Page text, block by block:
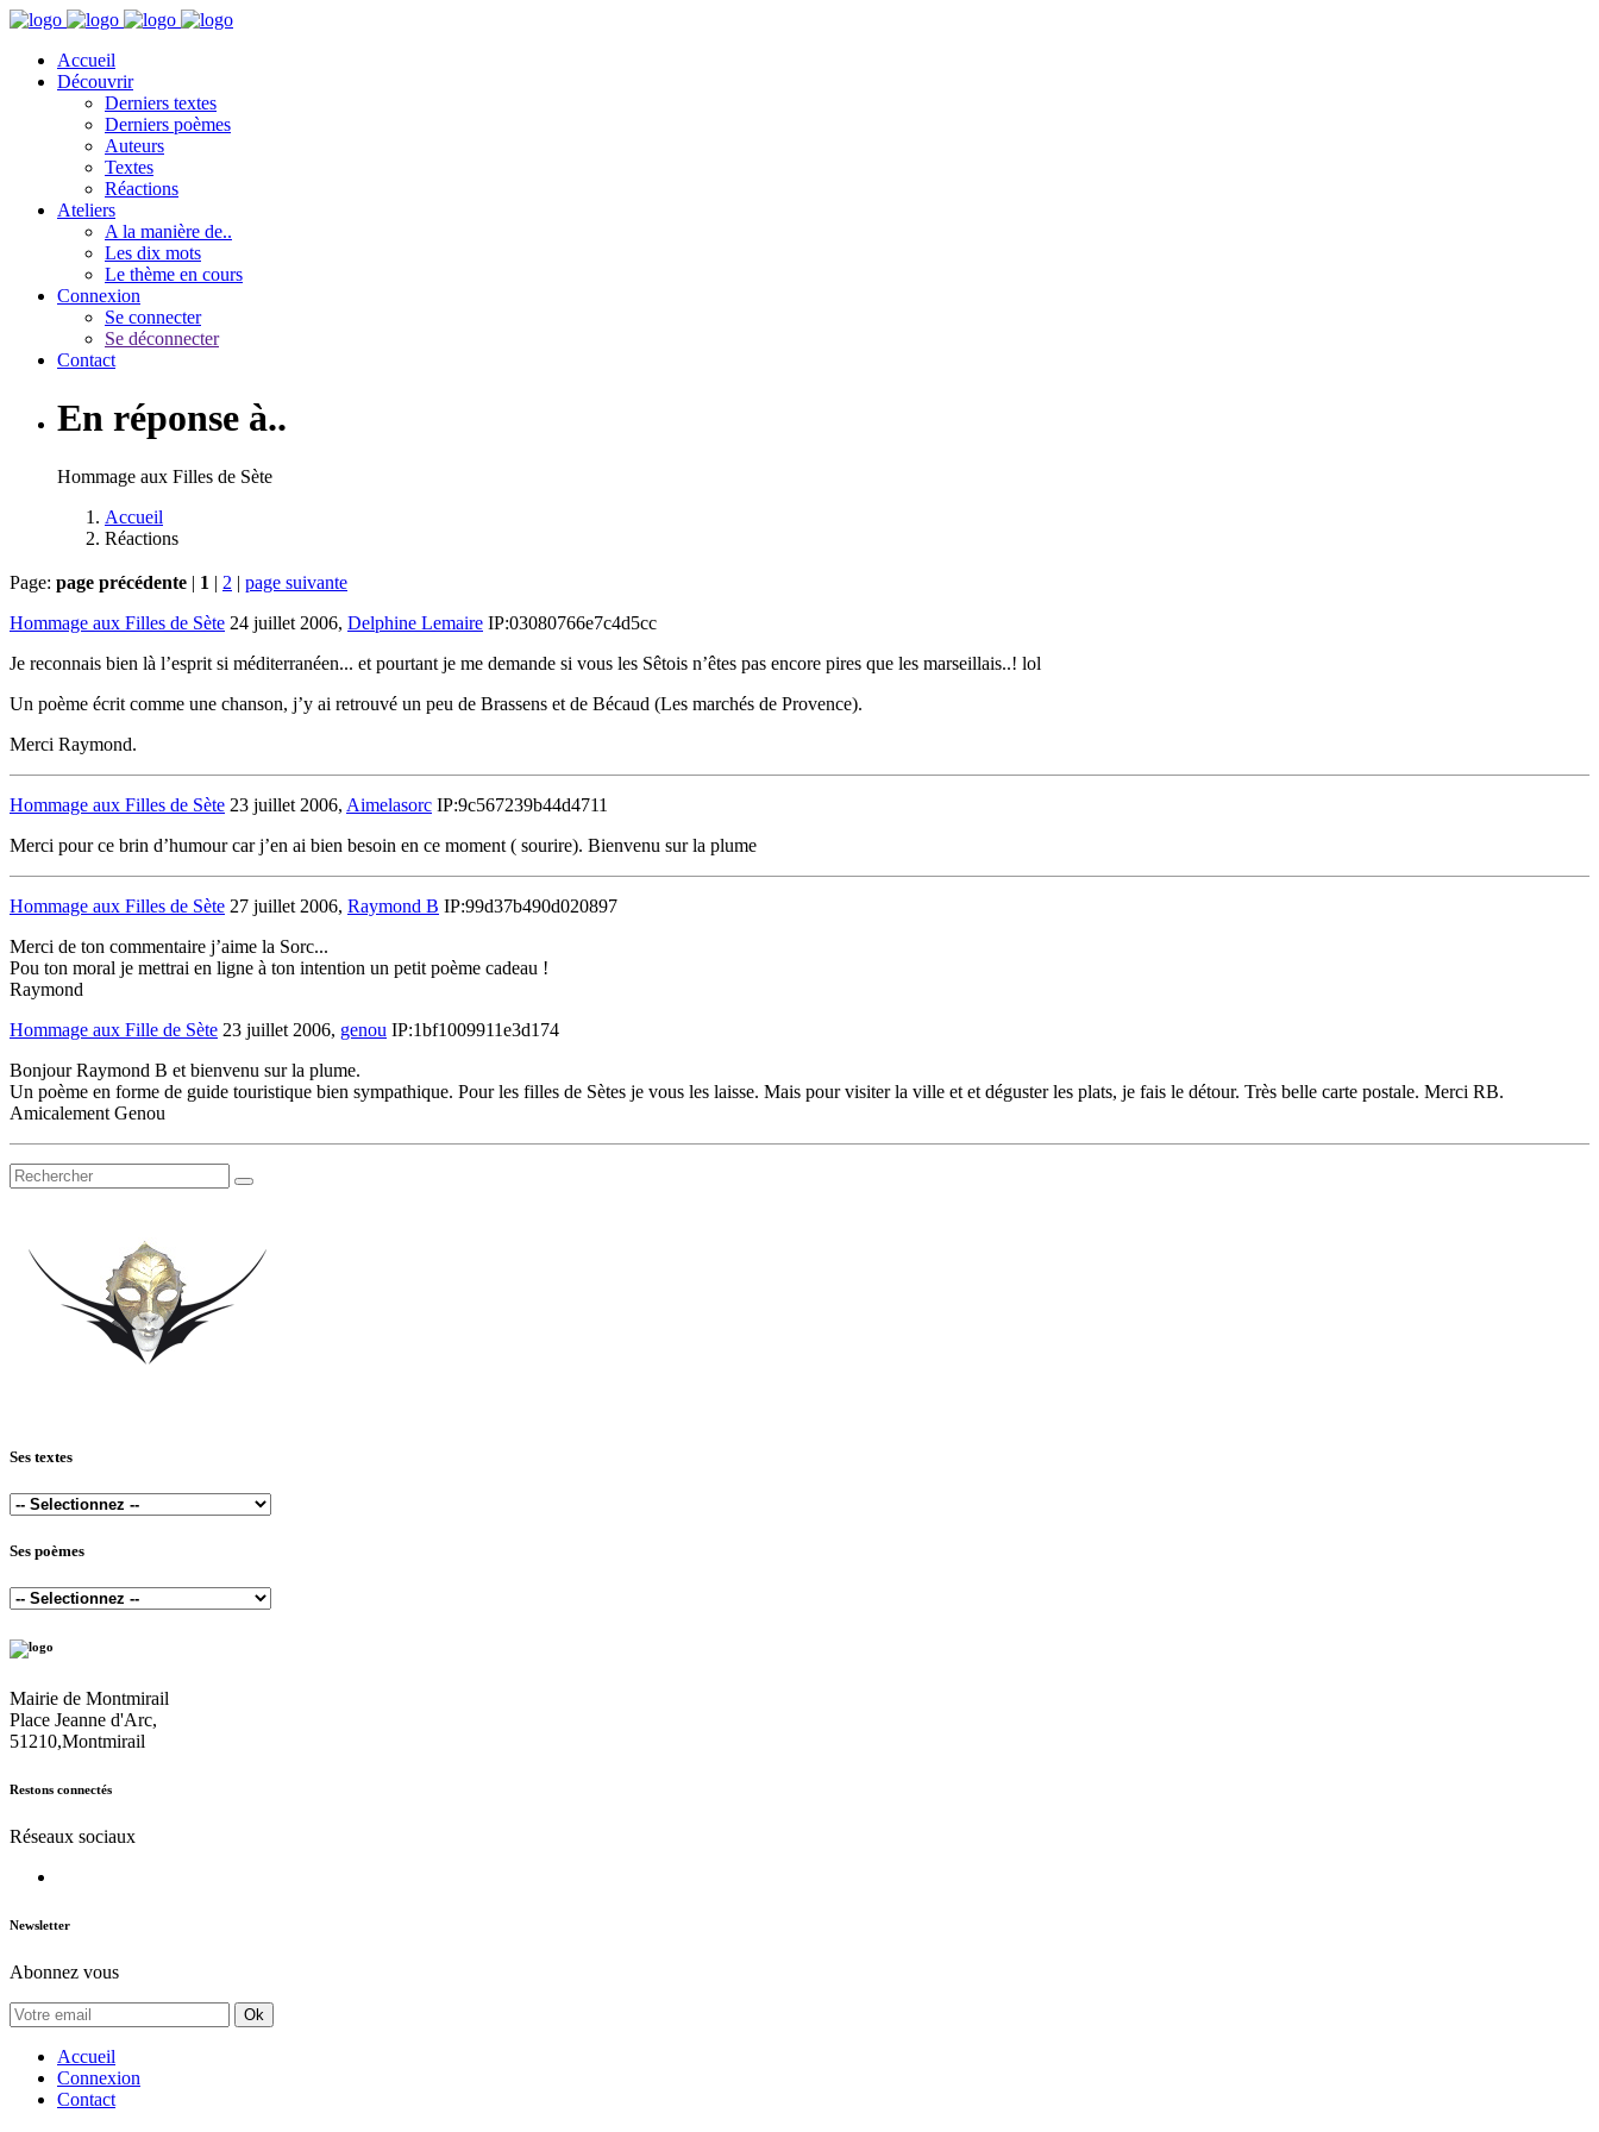
Accueil
Découvrir
Derniers textes
Derniers poèmes
Auteurs
Textes
Réactions
Ateliers
A la manière de..
Les dix mots
Le thème en cours
Connexion
Se connecter
Se déconnecter
Contact
En réponse à..
Hommage aux Filles de Sète
Accueil
Réactions
Page: page précédente | 1 | 2 | page suivante
Hommage aux Filles de Sète 24 juillet 2006, Delphine Lemaire IP:03080766e7c4d5cc
Je reconnais bien là l’esprit si méditerranéen... et pourtant je me demande si vous les Sêtois n’êtes pas encore pires que les marseillais..! lol
Un poème écrit comme une chanson, j’y ai retrouvé un peu de Brassens et de Bécaud (Les marchés de Provence).
Merci Raymond.
Hommage aux Filles de Sète 23 juillet 2006, Aimelasorc IP:9c567239b44d4711
Merci pour ce brin d’humour car j’en ai bien besoin en ce moment ( sourire). Bienvenu sur la plume
Hommage aux Filles de Sète 27 juillet 2006, Raymond B IP:99d37b490d020897
Merci de ton commentaire j’aime la Sorc...
Pou ton moral je mettrai en ligne à ton intention un petit poème cadeau !
Raymond
Hommage aux Fille de Sète 23 juillet 2006, genou IP:1bf1009911e3d174
Bonjour Raymond B et bienvenu sur la plume.
Un poème en forme de guide touristique bien sympathique. Pour les filles de Sètes je vous les laisse. Mais pour visiter la ville et et déguster les plats, je fais le détour. Très belle carte postale. Merci RB.
Amicalement Genou
Ses textes
Ses poèmes
Mairie de Montmirail
Place Jeanne d'Arc,
51210,Montmirail
Restons connectés
Réseaux sociaux
Newsletter
Abonnez vous
Ok
Accueil
Connexion
Contact